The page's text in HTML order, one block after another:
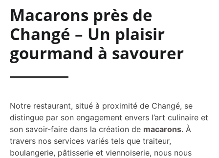
Macarons près de
Changé – Un plaisir
gourmand à savourer
Notre restaurant, situé à proximité de Changé, se
distingue par son engagement envers l’art culinaire et
son savoir-faire dans la création de macarons. À
travers nos services variés tels que traiteur,
boulangerie, pâtisserie et viennoiserie, nous nous